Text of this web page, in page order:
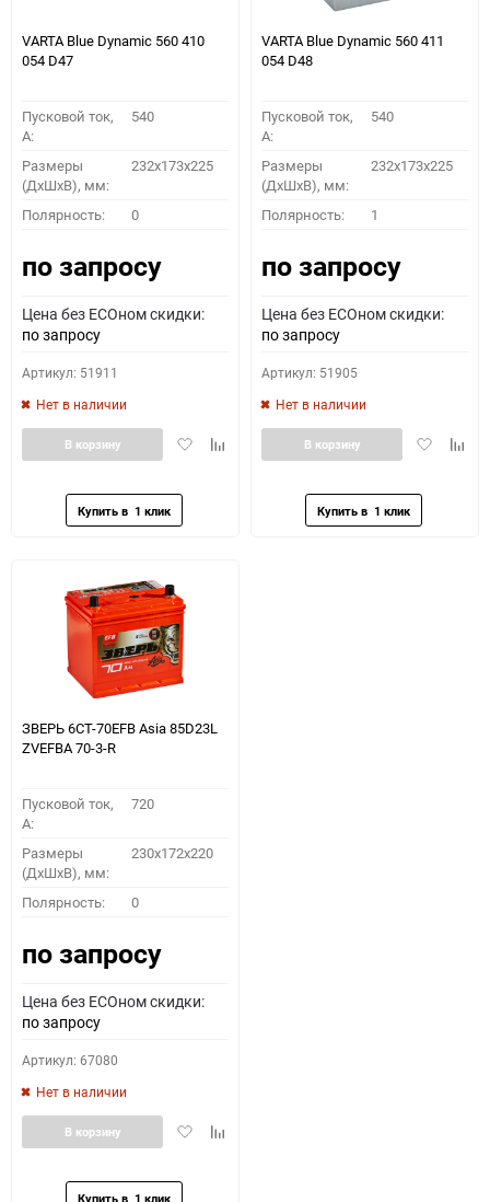
VARTA Blue Dynamic 560 410
054 D47
Пусковой ток,
A:
540
Размеры
(ДхШхВ), мм:
232x173x225
Полярность: 0
по запросу
Цена без ECOном скидки:
по запросу
Артикул: 51911
Нет в наличии
ДобавитьДобавить
В корзину
VARTA Blue Dynamic 560 411
054 D48
Пусковой ток,
A:
540
Размеры
(ДхШхВ), мм:
232x173x225
Полярность: 1
по запросу
Цена без ECOном скидки:
по запросу
Артикул: 51905
Нет в наличии
Добавить
В корзину
ЗВЕРЬ 6СТ-70EFB Asia 85D23L
ZVEFBA 70-3-R
Пусковой ток,
A:
720
Размеры
(ДхШхВ), мм:
230x172x220
Полярность: 0
по запросу
Цена без ECOном скидки:
по запросу
Артикул: 67080
Нет в наличии
ДобавитьДобавить
В корзину